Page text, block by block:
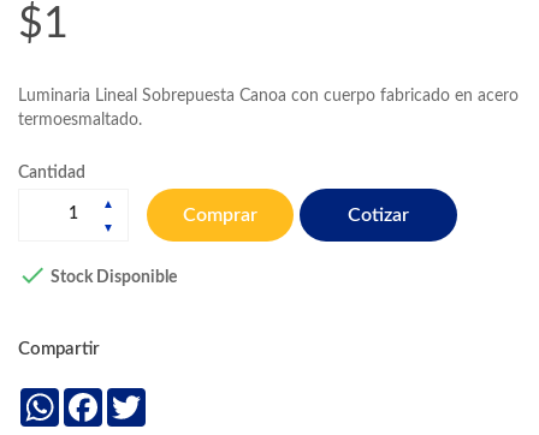
$1
Luminaria Lineal Sobrepuesta Canoa con cuerpo fabricado en acero
termoesmaltado.
Cantidad
Comprar
 Stock Disponible
Cotizar
Compartir
WhatsAppFacebook